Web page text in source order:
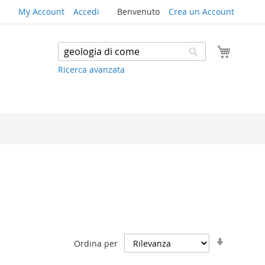
My Account Accedi Benvenuto Crea un Account
Search
Ricerca avanzata
Search
Ordina per